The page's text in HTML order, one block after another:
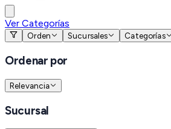
Ver Categorías
Orden Sucursales Categorías
Ordenar por
Relevancia
Sucursal